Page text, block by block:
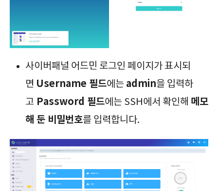
사이버패널 어드민 로그인 페이지가 표시되
면 Username 필드에는 admin을 입력하
고 Password 필드에는 SSH에서 확인해 메모
해 둔 비밀번호를 입력합니다.